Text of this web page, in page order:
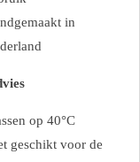
in
op 40°C
geschikt voor de